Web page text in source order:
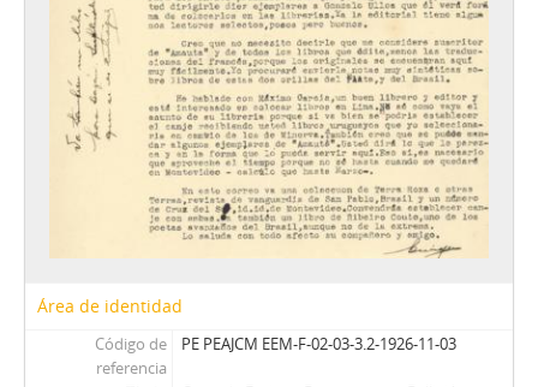
Área de identidad
Código de
referencia
PE PEAJCM EEM-F-02-03-3.2-1926-11-03